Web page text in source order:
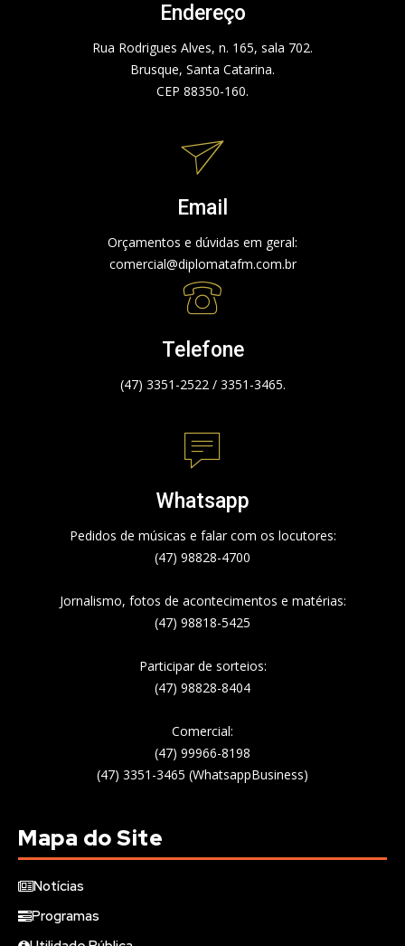
Endereço
Rua Rodrigues Alves, n. 165, sala 702.
Brusque, Santa Catarina.
CEP 88350-160.
Email
Orçamentos e dúvidas em geral:
comercial@diplomatafm.com.br
Telefone
(47) 3351-2522 / 3351-3465.
Whatsapp
Pedidos de músicas e falar com os locutores:
(47) 98828-4700
Jornalismo, fotos de acontecimentos e matérias:
(47) 98818-5425
Participar de sorteios:
(47) 98828-8404
Comercial:
(47) 99966-8198
(47) 3351-3465 (WhatsappBusiness)
Mapa do Site
Notícias
Programas